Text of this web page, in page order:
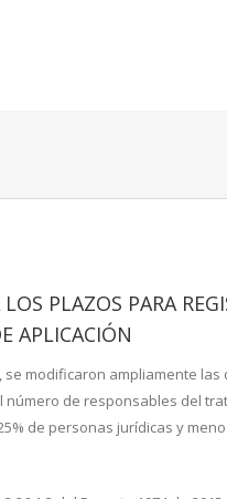
PLAZOS PARA
APLICACIÓN
se modificaron ampliamente
de responsables del
de personas jurídicas y